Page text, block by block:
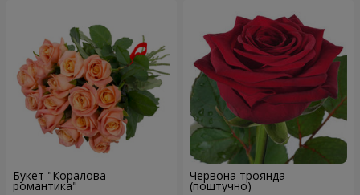
Букет "Коралова
романтика"
Червона троянда
(поштучно)